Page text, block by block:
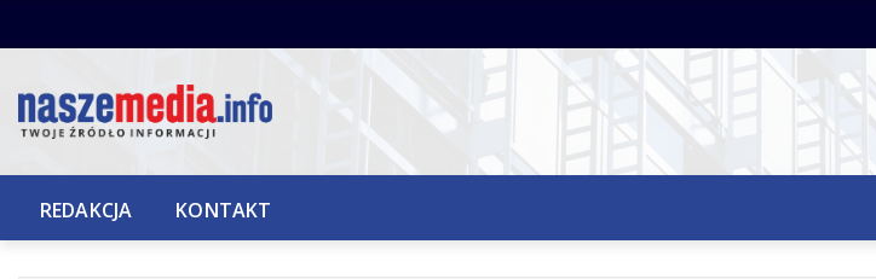
do
REDAKCJA KONTAKT